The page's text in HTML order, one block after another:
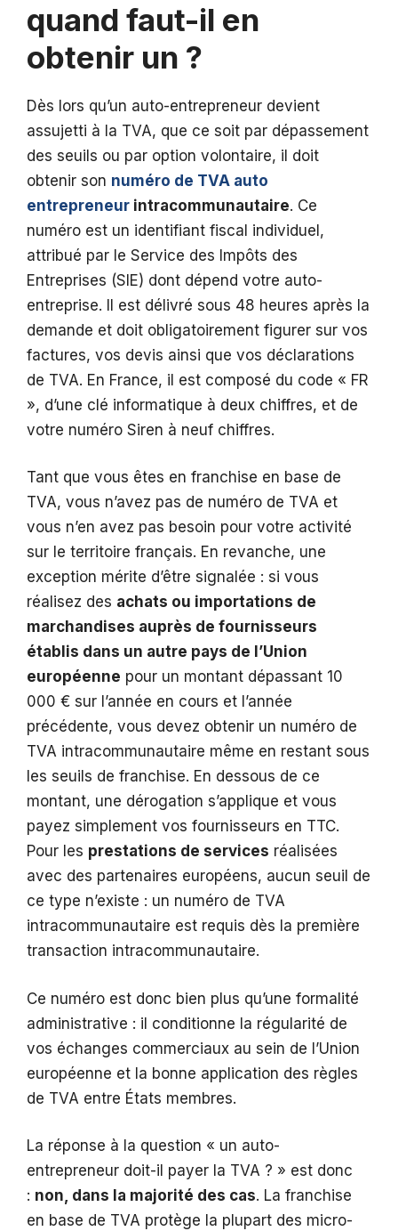
quand faut-il en
obtenir un ?
Dès lors qu’un auto-entrepreneur devient
assujetti à la TVA, que ce soit par dépassement
des seuils ou par option volontaire, il doit
obtenir son numéro de TVA auto
entrepreneur intracommunautaire. Ce
numéro est un identifiant fiscal individuel,
attribué par le Service des Impôts des
Entreprises (SIE) dont dépend votre auto-
entreprise. Il est délivré sous 48 heures après la
demande et doit obligatoirement figurer sur vos
factures, vos devis ainsi que vos déclarations
de TVA. En France, il est composé du code « FR
», d’une clé informatique à deux chiffres, et de
votre numéro Siren à neuf chiffres.
Tant que vous êtes en franchise en base de
TVA, vous n’avez pas de numéro de TVA et
vous n’en avez pas besoin pour votre activité
sur le territoire français. En revanche, une
exception mérite d’être signalée : si vous
réalisez des achats ou importations de
marchandises auprès de fournisseurs
établis dans un autre pays de l’Union
européenne pour un montant dépassant 10
000 € sur l’année en cours et l’année
précédente, vous devez obtenir un numéro de
TVA intracommunautaire même en restant sous
les seuils de franchise. En dessous de ce
montant, une dérogation s’applique et vous
payez simplement vos fournisseurs en TTC.
Pour les prestations de services réalisées
avec des partenaires européens, aucun seuil de
ce type n’existe : un numéro de TVA
intracommunautaire est requis dès la première
transaction intracommunautaire.
Ce numéro est donc bien plus qu’une formalité
administrative : il conditionne la régularité de
vos échanges commerciaux au sein de l’Union
européenne et la bonne application des règles
de TVA entre États membres.
La réponse à la question « un auto-
entrepreneur doit-il payer la TVA ? » est donc
: non, dans la majorité des cas. La franchise
en base de TVA protège la plupart des micro-